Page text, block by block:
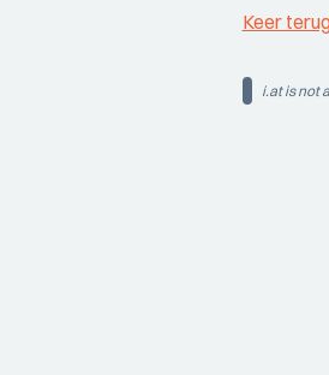
Keer
i.at is not